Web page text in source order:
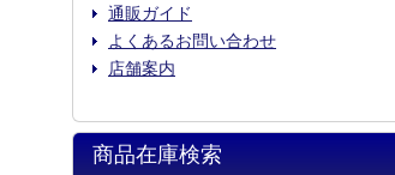
通販ガイド
よくあるお問い合わせ
店舗案内
商品在庫検索